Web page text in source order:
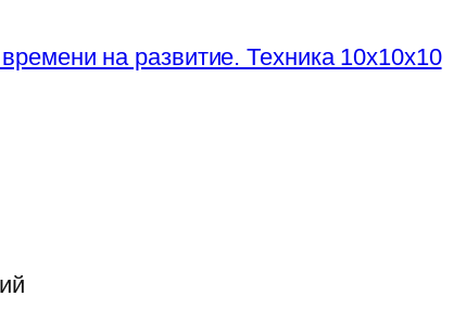
на развитие. Техника 10х10х10